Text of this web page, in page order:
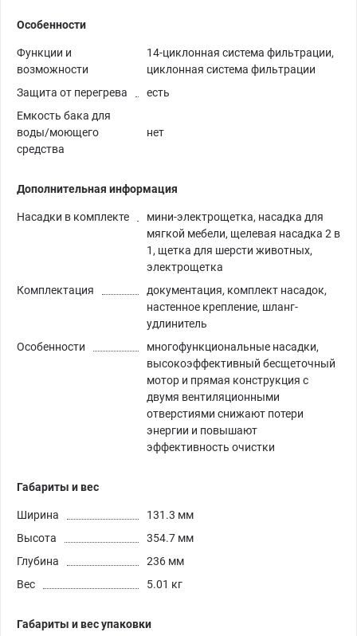
Особенности
Функции и
возможности
14-циклонная система фильтрации,
циклонная система фильтрации
Защита от перегрева
есть
Емкость бака для
воды/моющего
средства
нет
Дополнительная информация
Насадки в комплекте
мини-электрощетка, насадка для
мягкой мебели, щелевая насадка 2 в
1, щетка для шерсти животных,
электрощетка
Комплектация
документация, комплект насадок,
настенное крепление, шланг-
удлинитель
Особенности
многофункциональные насадки,
высокоэффективный бесщеточный
мотор и прямая конструкция с
двумя вентиляционными
отверстиями снижают потери
энергии и повышают
эффективность очистки
Габариты и вес
Ширина
131.3 мм
Высота
354.7 мм
Глубина
236 мм
Вес
5.01 кг
Габариты и вес упаковки